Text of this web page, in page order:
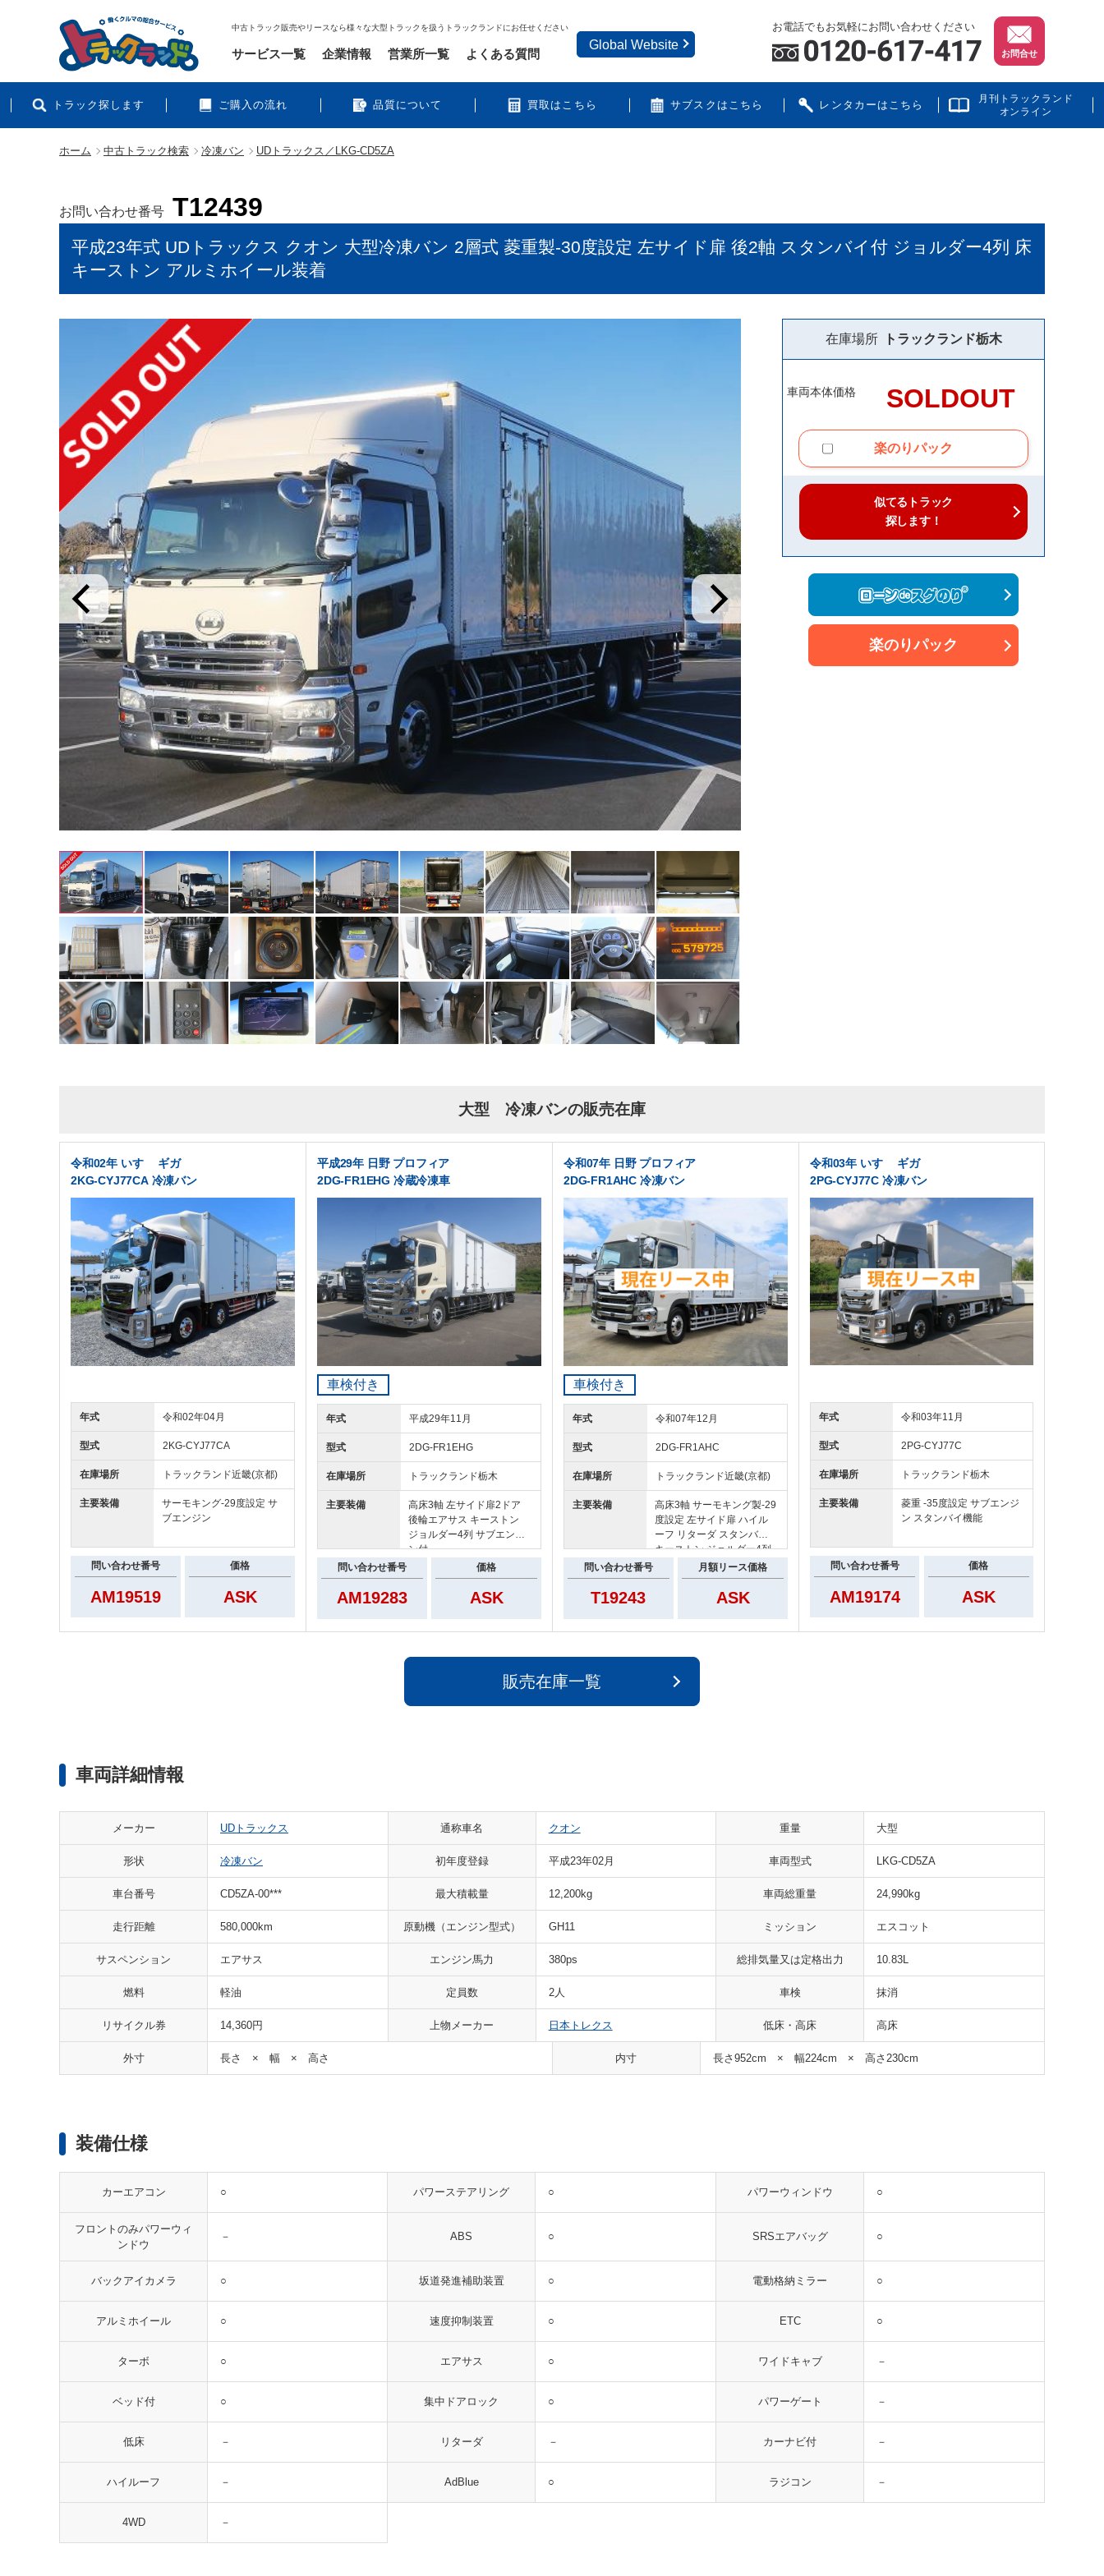
中古トラック販売やリースなら様々な大型トラックを扱うトラックランドにお任せください お電話でもお気軽にお問い合わせください
お問合せ
トラック探します ご購入の流れ 品質について 買取はこちら サブスクはこちら レンタカーはこちら
月刊トラックランド
オンライン
サービス一覧 企業情報 営業所一覧 よくある質問
Global Website
ホーム 中古トラック検索 冷凍バン UDトラックス／LKG-CD5ZA
お問い合わせ番号 T12439
平成23年式 UDトラックス クオン 大型冷凍バン 2層式 菱重製-30度設定 左サイド扉 後2軸 スタンバイ付 ジョルダー4列 床
キーストン アルミホイール装着
在庫場所 トラックランド栃木
車両本体価格 SOLDOUT
楽のりパック
似てるトラック
探します！
楽のりパック
大型 冷凍バンの販売在庫
令和02年 いすゞ ギガ
2KG-CYJ77CA 冷凍バン
年式 令和02年04月
型式 2KG-CYJ77CA
在庫場所 トラックランド近畿(京都)
主要装備
サーモキング‐29度設定 サ
ブエンジン
問い合わせ番号
AM19519
価格
ASK
平成29年 日野 プロフィア
2DG-FR1EHG 冷蔵冷凍車
車検付き
年式 平成29年11月
型式 2DG-FR1EHG
在庫場所 トラックランド栃木
主要装備
高床3軸 左サイド扉2ドア
後輪エアサス キーストン
ジョルダー4列 サブエンジ
ン付
問い合わせ番号
AM19283
価格
ASK
令和07年 日野 プロフィア
2DG-FR1AHC 冷凍バン
車検付き
年式 令和07年12月
型式 2DG-FR1AHC
在庫場所 トラックランド近畿(京都)
主要装備
高床3軸 サーモキング製-29
度設定 左サイド扉 ハイル
ーフ リターダ スタンバイ
キーストン ジョルダー4列
アルミホイール
問い合わせ番号
T19243
月額リース価格
ASK
令和03年 いすゞ ギガ
2PG-CYJ77C 冷凍バン
年式 令和03年11月
型式 2PG-CYJ77C
在庫場所 トラックランド栃木
主要装備
菱重 ‐35度設定 サブエンジ
ン スタンバイ機能
問い合わせ番号
AM19174
価格
ASK
販売在庫一覧
車両詳細情報
メーカー UDトラックス 通称車名 クオン 重量 大型
形状 冷凍バン 初年度登録 平成23年02月 車両型式 LKG-CD5ZA
車台番号 CD5ZA-00*** 最大積載量 12,200kg 車両総重量 24,990kg
走行距離 580,000km 原動機（エンジン型式） GH11 ミッション エスコット
サスペンション エアサス エンジン馬力 380ps 総排気量又は定格出力 10.83L
燃料 軽油 定員数 2人 車検 抹消
リサイクル券 14,360円 上物メーカー 日本トレクス 低床・高床 高床
外寸 長さ × 幅 × 高さ 内寸 長さ952cm × 幅224cm × 高さ230cm
装備仕様
カーエアコン ○ パワーステアリング ○ パワーウィンドウ ○
フロントのみパワーウィ
ンドウ
－ ABS ○ SRSエアバッグ ○
バックアイカメラ ○ 坂道発進補助装置 ○ 電動格納ミラー ○
アルミホイール ○ 速度抑制装置 ○ ETC ○
ターボ ○ エアサス ○ ワイドキャブ －
ベッド付 ○ 集中ドアロック ○ パワーゲート －
低床 － リターダ － カーナビ付 －
ハイルーフ － AdBlue ○ ラジコン －
4WD －